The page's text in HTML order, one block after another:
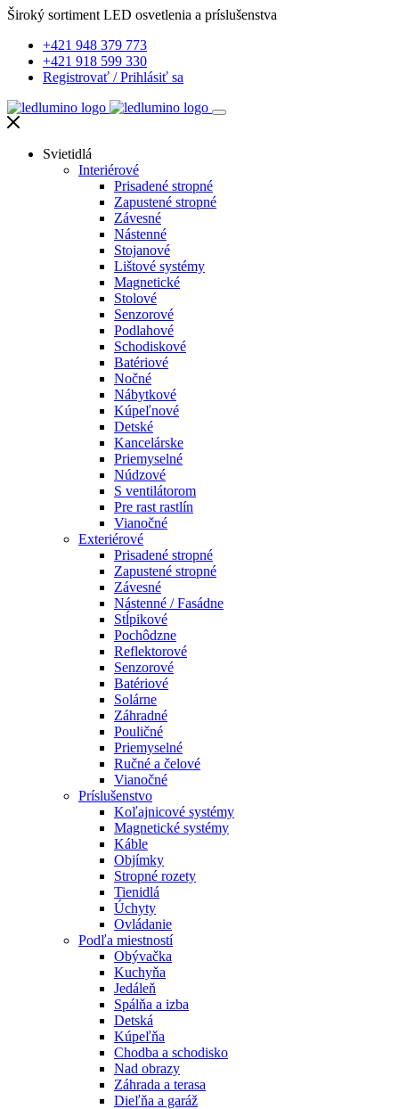
Široký sortiment LED osvetlenia a príslušenstva
+421 948 379 773
+421 918 599 330
Registrovať /Prihlásiť sa
Svietidlá
Interiérové
Prisadené stropné
Zapustené stropné
Závesné
Nástenné
Stojanové
Lištové systémy
Magnetické
Stolové
Senzorové
Podlahové
Schodiskové
Batériové
Nočné
Nábytkové
Kúpeľnové
Detské
Kancelárske
Priemyselné
Núdzové
S ventilátorom
Pre rast rastlín
Vianočné
Exteriérové
Prisadené stropné
Zapustené stropné
Závesné
Nástenné / Fasádne
Stĺpikové
Pochôdzne
Reflektorové
Senzorové
Batériové
Solárne
Záhradné
Pouličné
Priemyselné
Ručné a čelové
Vianočné
Príslušenstvo
Koľajnicové systémy
Magnetické systémy
Káble
Objímky
Stropné rozety
Tienidlá
Úchyty
Ovládanie
Podľa miestností
Obývačka
Kuchyňa
Jedáleň
Spálňa a izba
Detská
Kúpeľňa
Chodba a schodisko
Nad obrazy
Záhrada a terasa
Dieľňa a garáž